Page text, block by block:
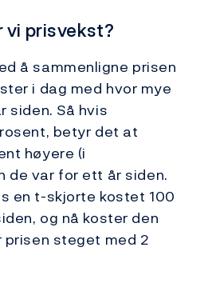
vi prisvekst?
å sammenligne prisen
i dag med hvor mye
siden. Så hvis
betyr det at
høyere (i
de var for ett år siden.
en t-skjorte kostet 100
og nå koster den
prisen steget med 2